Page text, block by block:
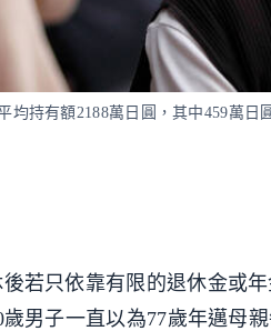
持有額2188萬日圓，其中459萬日
若只依靠有限的退休金或
男子一直以為77歲年邁母